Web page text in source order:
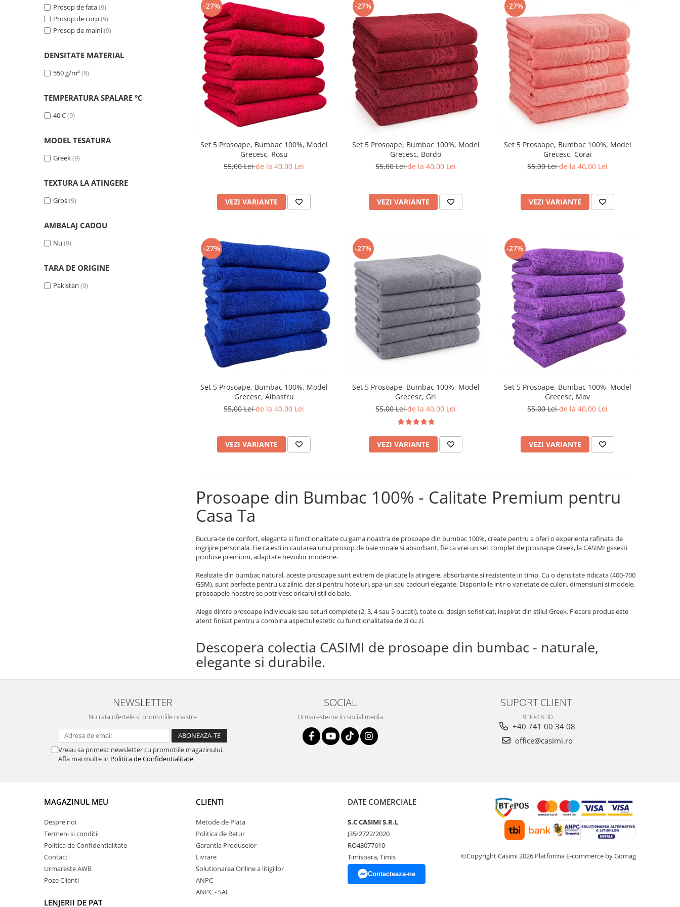
Set Lenjerie Pat Blanita Iepure, 6
Piese, Cu Pilota Inclusa
Set Lenjerie De Pat, 7 Piese, Cu
Set Lenjerie De Pat Jacquard Regal,
Lenjerii De Pat, Finet Premium, 1
Lenjerii De Pat, Imprimeu 3D, 1
Prosop de fata(9)
Prosop de corp(9)
Prosop de maini(9)
DENSITATE MATERIAL
550 g/m² (9)
TEMPERATURA SPALARE °C
40 C(9)
MODEL TESATURA
Greek(9)
TEXTURA LA ATINGERE
Gros(9)
AMBALAJ CADOU
Nu (9)
TARA DE ORIGINE
Pakistan (9)
-27%
Set 5 Prosoape, Bumbac 100%, Model
Grecesc, Rosu
55,00 Leide la 40,00 Lei
VEZI VARIANTE
-27%
Set 5 Prosoape, Bumbac 100%, Model
Grecesc, Bordo
55,00 Leide la 40,00 Lei
VEZI VARIANTE
-27%
Set 5 Prosoape, Bumbac 100%, Model
Grecesc, Corai
55,00 Leide la 40,00 Lei
VEZI VARIANTE
-27%
Set 5 Prosoape, Bumbac 100%, Model
Grecesc, Albastru
55,00 Leide la 40,00 Lei
VEZI VARIANTE
-27%
Set 5 Prosoape, Bumbac 100%, Model
Grecesc, Gri
55,00 Leide la 40,00 Lei
VEZI VARIANTE
-27%
Set 5 Prosoape, Bumbac 100%, Model
Grecesc, Mov
55,00 Leide la 40,00 Lei
VEZI VARIANTE
Prosoape din Bumbac 100% - Calitate Premium pentru
Casa Ta
Bucura-te de confort, eleganta si functionalitate cu gama noastra de prosoape din bumbac 100%, create pentru a oferi o experienta rafinata de
ingrijire personala. Fie ca esti in cautarea unui prosop de baie moale si absorbant, fie ca vrei un set complet de prosoape Greek, la CASIMI gasesti
produse premium, adaptate nevoilor moderne.
Realizate din bumbac natural, aceste prosoape sunt extrem de placute la atingere, absorbante si rezistente in timp. Cu o densitate ridicata (400-700
GSM), sunt perfecte pentru uz zilnic, dar si pentru hoteluri, spa-uri sau cadouri elegante. Disponibile intr-o varietate de culori, dimensiuni si modele,
prosoapele noastre se potrivesc oricarui stil de baie.
Alege dintre prosoape individuale sau seturi complete (2, 3, 4 sau 5 bucati), toate cu design sofisticat, inspirat din stilul Greek. Fiecare produs este
atent finisat pentru a combina aspectul estetic cu functionalitatea de zi cu zi.
Descopera colectia CASIMI de prosoape din bumbac - naturale,
elegante si durabile.
NEWSLETTER
Nu rata ofertele si promotiile noastre
Vreau sa primesc newsletter cu promotiile magazinului.
Afla mai multe in Politica de Confidentialitate
SOCIAL
Urmareste-ne in social media
SUPORT CLIENTI
9:30-18:30
+40 741 00 34 08
office@casimi.ro
MAGAZINUL MEU
Despre noi
Termeni si conditii
Politica de Confidentialitate
Contact
Urmareste AWB
Poze Clienti
LENJERII DE PAT
CLIENTI
Metode de Plata
Politica de Retur
Garantia Produselor
Livrare
Solutionarea Online a litigiilor
ANPC
ANPC - SAL
DATE COMERCIALE
S.C CASIMI S.R.L
J35/2722/2020
RO43077610
Timisoara, Timis
Contacteaza-ne
©Copyright Casimi 2026 Platforma E-commerce by Gomag